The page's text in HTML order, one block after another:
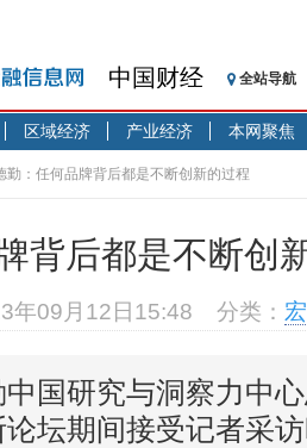
中国财经 全站导航
区域经济 产业经济 本网聚焦
勤：任何品牌背后都是不断创新的过程
背后都是不断创
年09月12日15:48 分类：
中国研究与洞察力中
坛期间接受记者采